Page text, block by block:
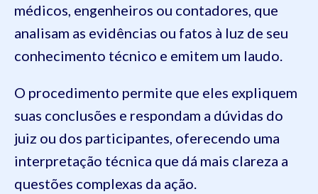
médicos, engenheiros ou contadores, que
analisam as evidências ou fatos à luz de seu
conhecimento técnico e emitem um laudo.
O procedimento permite que eles expliquem
suas conclusões e respondam a dúvidas do
juiz ou dos participantes, oferecendo uma
interpretação técnica que dá mais clareza a
questões complexas da ação.